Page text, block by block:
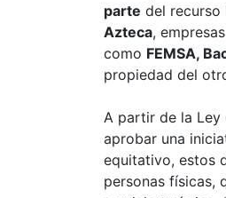
parte del recurso
Azteca,
como FEMSA,
propiedad del
A partir de la Ley
aprobar una
equitativo, estos
personas físicas,